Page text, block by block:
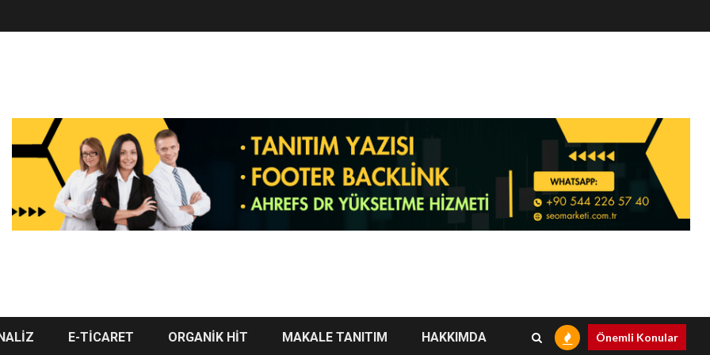
E-TİCARET ORGANİK HİT MAKALE TANITIM HAKKIMDA Önemli Konular